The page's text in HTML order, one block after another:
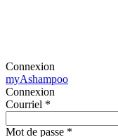
Connexion
myAshampoo
Connexion
Courriel *
Mot de passe *